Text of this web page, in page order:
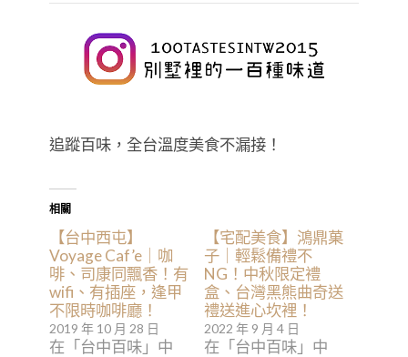
追蹤百味，全台溫度美食不漏接！
相關
【台中西屯】
Voyage Caf’e｜咖
啡、司康同飄香！有
wifi、有插座，逢甲
不限時咖啡廳！
2019 年 10 月 28 日
在「台中百味」中
【宅配美食】鴻鼎菓
子｜輕鬆備禮不
NG！中秋限定禮
盒、台灣黑熊曲奇送
禮送進心坎裡！
2022 年 9 月 4 日
在「台中百味」中